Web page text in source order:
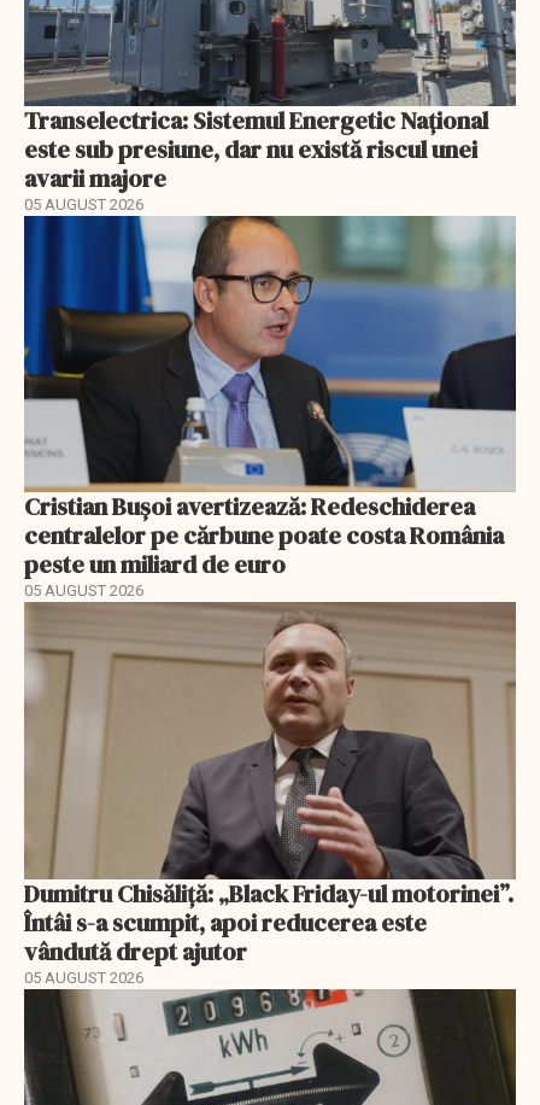
Transelectrica: Sistemul Energetic Național
este sub presiune, dar nu există riscul unei
avarii majore
05 AUGUST 2026
Cristian Bușoi avertizează: Redeschiderea
centralelor pe cărbune poate costa România
peste un miliard de euro
05 AUGUST 2026
Dumitru Chisăliță: „Black Friday-ul motorinei”.
Întâi s-a scumpit, apoi reducerea este
vândută drept ajutor
05 AUGUST 2026